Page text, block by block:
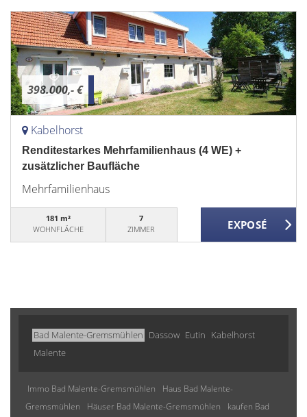
398.000,- €
Kabelhorst
Renditestarkes Mehrfamilienhaus (4 WE) +
zusätzlicher Baufläche
Mehrfamilienhaus
181 m²
WOHNFLÄCHE
7
ZIMMER
Bad Malente-Gremsmühlen Dassow Eutin Kabelhorst
Malente
Immo Bad Malente-Gremsmühlen
Haus Bad Malente-
Gremsmühlen
Häuser Bad Malente-Gremsmühlen kaufen Bad